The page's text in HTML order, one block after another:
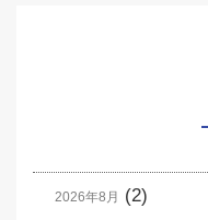
2026年8月 (2)